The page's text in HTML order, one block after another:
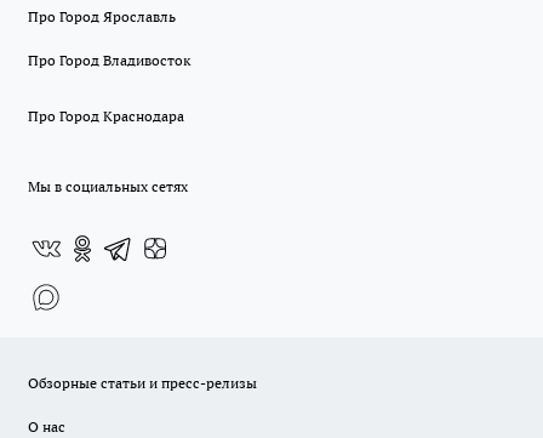
Про Город Ярославль
Про Город Владивосток
Про Город Краснодара
Мы в социальных сетях
Обзорные статьи и пресс-релизы
О нас